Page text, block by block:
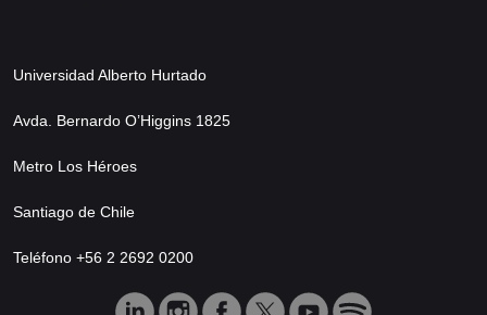
Universidad Alberto Hurtado
Avda. Bernardo O’Higgins 1825
Metro Los Héroes
Santiago de Chile
Teléfono +56 2 2692 0200